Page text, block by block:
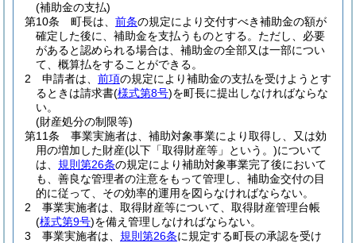
(補助金の支払)
第10条
町長は、 前条の規定により交付すべき補助金の額が
確定した後に、補助金を支払うものとする。 ただし、必要
があると認められる場合は、補助金の全部又は一部につい
て、概算払をすることができる。
2
申請者は、 前項の規定により補助金の支払を受けようとす
るときは請求書(様式第8号)を町長に提出しなければならな
い。
(財産処分の制限等)
第11条
事業実施者は、補助対象事業により取得し、又は効
用の増加した財産(以下「取得財産等」という。)について
は、 規則第26条の規定により補助対象事業完了後において
も、善良な管理者の注意をもって管理し、補助金交付の目
的に従って、その効率的運用を図らなければならない。
2
事業実施者は、取得財産等について、取得財産管理台帳
(様式第9号)を備え管理しなければならない。
3
事業実施者は、 規則第26条に規定する町長の承認を受け